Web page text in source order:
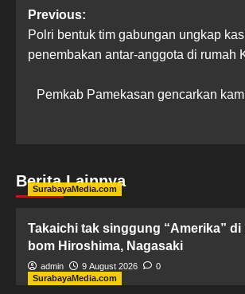
Previous:
Polri bentuk tim gabungan ungkap
penembakan antar-anggota di rumah
Pemkab Pamekasan gencarkan
Berita Lainnya
SurabayaMedia.com
Takaichi tak singgung “Amerika” di
bom Hiroshima, Nagasaki
admin 9 August 2026
0
SurabayaMedia.com